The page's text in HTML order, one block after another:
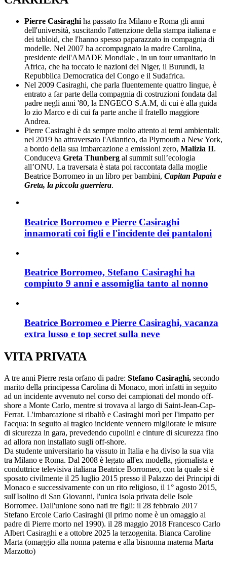
Pierre Casiraghi ha passato fra Milano e Roma gli anni
dell'università, suscitando l'attenzione della stampa italiana e
dei tabloid, che l'hanno spesso paparazzato in compagnia di
modelle. Nel 2007 ha accompagnato la madre Carolina,
presidente dell'AMADE Mondiale , in un tour umanitario in
Africa, che ha toccato le nazioni del Niger, il Burundi, la
Repubblica Democratica del Congo e il Sudafrica.
Nel 2009 Casiraghi, che parla fluentemente quattro lingue, è
entrato a far parte della compagnia di costruzioni fondata dal
padre negli anni '80, la ENGECO S.A.M, di cui è alla guida
lo zio Marco e di cui fa parte anche il fratello maggiore
Andrea.
Pierre Casiraghi è da sempre molto attento ai temi ambientali:
nel 2019 ha attraversato l'Atlantico, da Plymouth a New York,
a bordo della sua imbarcazione a emissioni zero, Malizia II.
Conduceva Greta Thunberg al summit sull’ecologia
all’ONU. La traversata è stata poi raccontata dalla moglie
Beatrice Borromeo in un libro per bambini, Capitan Papaia e
Greta, la piccola guerriera.
Beatrice Borromeo e Pierre Casiraghi
innamorati coi figli e l'incidente dei pantaloni
Beatrice Borromeo, Stefano Casiraghi ha
compiuto 9 anni e assomiglia tanto al nonno
Beatrice Borromeo e Pierre Casiraghi, vacanza
extra lusso e top secret sulla neve
VITA PRIVATA
A tre anni Pierre resta orfano di padre: Stefano Casiraghi, secondo
marito della principessa Carolina di Monaco, morì infatti in seguito
ad un incidente avvenuto nel corso dei campionati del mondo off-
shore a Monte Carlo, mentre si trovava al largo di Saint-Jean-Cap-
Ferrat. L'imbarcazione si ribaltò e Casiraghi morì per l'impatto per
l'acqua: in seguito al tragico incidente vennero migliorate le misure
di sicurezza in gara, prevedendo cupolini e cinture di sicurezza fino
ad allora non installato sugli off-shore.
Da studente universitario ha vissuto in Italia e ha diviso la sua vita
tra Milano e Roma. Dal 2008 è legato all'ex modella, giornalista e
conduttrice televisiva italiana Beatrice Borromeo, con la quale si è
sposato civilmente il 25 luglio 2015 presso il Palazzo dei Principi di
Monaco e successivamente con un rito religioso, il 1° agosto 2015,
sull'Isolino di San Giovanni, l'unica isola privata delle Isole
Borromee. Dall'unione sono nati tre figli: il 28 febbraio 2017
Stefano Ercole Carlo Casiraghi (il primo nome è un omaggio al
padre di Pierre morto nel 1990). il 28 maggio 2018 Francesco Carlo
Albert Casiraghi e a ottobre 2025 la terzogenita. Bianca Caroline
Marta (omaggio alla nonna paterna e alla bisnonna materna Marta
Marzotto)